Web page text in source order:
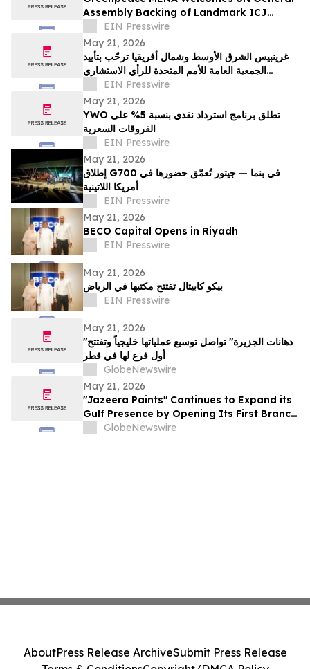
Assembly Backing of Landmark ICJ
Climate Opinion on States’ Legal
Obligations
EIN Presswire
May 21, 2026
غرينبيس الشرق الأوسط وشمال أفريقيا ترحّب بتأييد
الجمعية العامة للأمم المتحدة للرأي الاستشاري
لمحكمة العدل الدولية
EIN Presswire
May 21, 2026
YWO تطلق برنامج استرداد نقدي بنسبة 5% على
الفروقات السعرية
EIN Presswire
May 21, 2026
إطلاق G700 في بنما — جيتور تُعمّق حضورها في
أمريكا اللاتينية
EIN Presswire
May 21, 2026
BECO Capital Opens in Riyadh
EIN Presswire
May 21, 2026
بيكو كابيتال تفتتح مكتبها في الرياض
EIN Presswire
May 21, 2026
"دهانات الجزيرة" تواصل توسيع عملياتها خليجياً وتفتتح
أول فرع لها في قطر
GlobeNewswire
May 21, 2026
"Jazeera Paints" Continues to Expand its
Gulf Presence by Opening Its First Branch
in Qatar
GlobeNewswire
AboutPress Release ArchiveSubmit Press Release